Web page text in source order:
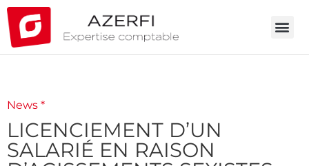
News *
LICENCIEMENT D’UN
SALARIÉ EN RAISON